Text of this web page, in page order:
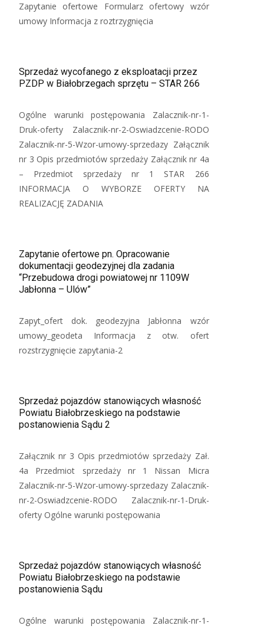
Zapytanie ofertowe Formularz ofertowy wzór
umowy Informacja z roztrzygnięcia
Sprzedaż wycofanego z eksploatacji przez
PZDP w Białobrzegach sprzętu – STAR 266
Ogólne warunki postępowania Zalacznik-nr-1-
Druk-oferty Zalacznik-nr-2-Oswiadzcenie-RODO
Zalacznik-nr-5-Wzor-umowy-sprzedazy Załącznik
nr 3 Opis przedmiotów sprzedaży Załącznik nr 4a
– Przedmiot sprzedaży nr 1 STAR 266
INFORMACJA O WYBORZE OFERTY NA
REALIZACJĘ ZADANIA
Zapytanie ofertowe pn. Opracowanie
dokumentacji geodezyjnej dla zadania
“Przebudowa drogi powiatowej nr 1109W
Jabłonna – Ulów”
Zapyt_ofert dok. geodezyjna Jabłonna wzór
umowy_geodeta Informacja z otw. ofert
rozstrzygnięcie zapytania-2
Sprzedaż pojazdów stanowiących własność
Powiatu Białobrzeskiego na podstawie
postanowienia Sądu 2
Załącznik nr 3 Opis przedmiotów sprzedaży Zał.
4a Przedmiot sprzedaży nr 1 Nissan Micra
Zalacznik-nr-5-Wzor-umowy-sprzedazy Zalacznik-
nr-2-Oswiadzcenie-RODO Zalacznik-nr-1-Druk-
oferty Ogólne warunki postępowania
Sprzedaż pojazdów stanowiących własność
Powiatu Białobrzeskiego na podstawie
postanowienia Sądu
Ogólne warunki postępowania Zalacznik-nr-1-